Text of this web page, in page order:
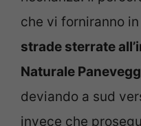
che vi forniranno
strade sterrate
Naturale
deviando a sud
invece che